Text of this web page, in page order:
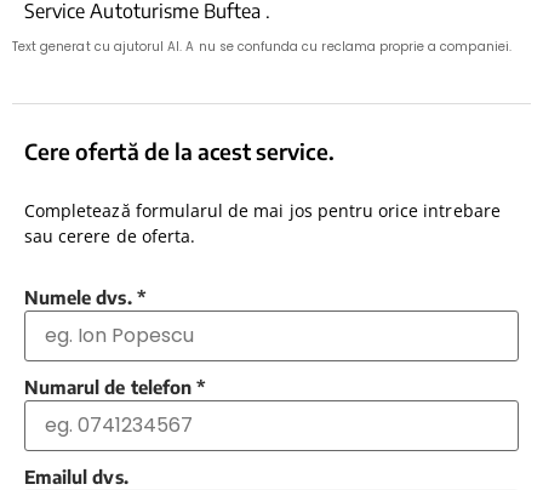
Service Autoturisme Buftea .
Text generat cu ajutorul AI. A nu se confunda cu reclama proprie a companiei.
Cere ofertă de la acest service.
Completează formularul de mai jos pentru orice intrebare
sau cerere de oferta.
Numele dvs. *
Numarul de telefon *
Emailul dvs.